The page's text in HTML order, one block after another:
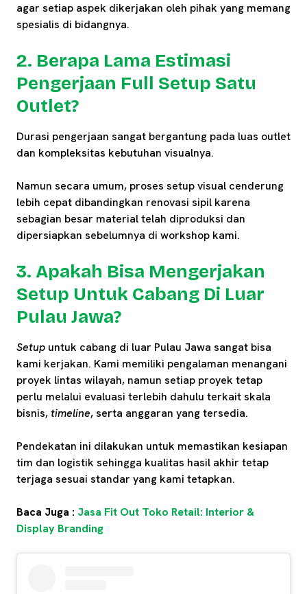
agar setiap aspek dikerjakan oleh pihak yang memang
spesialis di bidangnya.
2. Berapa Lama Estimasi
Pengerjaan Full Setup Satu
Outlet?
Durasi pengerjaan sangat bergantung pada luas outlet
dan kompleksitas kebutuhan visualnya.
Namun secara umum, proses setup visual cenderung
lebih cepat dibandingkan renovasi sipil karena
sebagian besar material telah diproduksi dan
dipersiapkan sebelumnya di workshop kami.
3. Apakah Bisa Mengerjakan
Setup Untuk Cabang Di Luar
Pulau Jawa?
Setup untuk cabang di luar Pulau Jawa sangat bisa
kami kerjakan. Kami memiliki pengalaman menangani
proyek lintas wilayah, namun setiap proyek tetap
perlu melalui evaluasi terlebih dahulu terkait skala
bisnis,timeline, serta anggaran yang tersedia.
Pendekatan ini dilakukan untuk memastikan kesiapan
tim dan logistik sehingga kualitas hasil akhir tetap
terjaga sesuai standar yang kami tetapkan.
Baca Juga : Jasa Fit Out Toko Retail: Interior &
Display Branding